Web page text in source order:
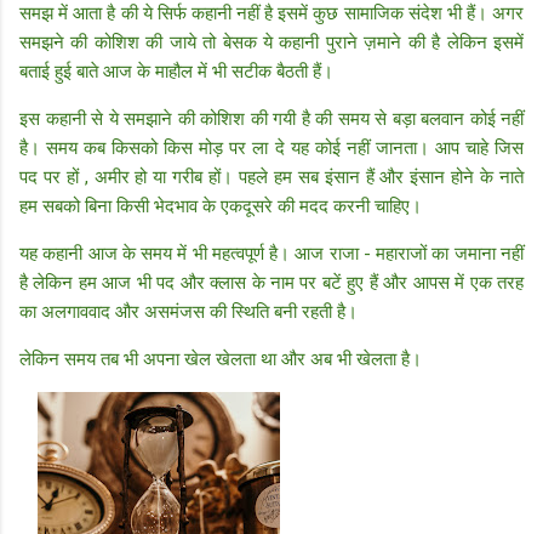
समझ में आता है की ये सिर्फ कहानी नहीं है इसमें कुछ सामाजिक संदेश भी हैं। अगर
समझने की कोशिश की जाये तो बेसक ये कहानी पुराने ज़माने की है लेकिन इसमें
बताई हुई बाते आज के माहौल में भी सटीक बैठती हैं।
इस कहानी से ये समझाने की कोशिश की गयी है की समय से बड़ा बलवान कोई नहीं
है। समय कब किसको किस मोड़ पर ला दे यह कोई नहीं जानता। आप चाहे जिस
पद पर हों , अमीर हो या गरीब हों। पहले हम सब इंसान हैं और इंसान होने के नाते
हम सबको बिना किसी भेदभाव के एकदूसरे की मदद करनी चाहिए।
यह कहानी आज के समय में भी महत्वपूर्ण है। आज राजा - महाराजों का जमाना नहीं
है लेकिन हम आज भी पद और क्लास के नाम पर बटें हुए हैं और आपस में एक तरह
का अलगाववाद और असमंजस की स्थिति बनी रहती है।
लेकिन समय तब भी अपना खेल खेलता था और अब भी खेलता है।